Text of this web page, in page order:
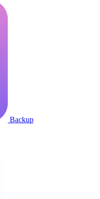
Backup